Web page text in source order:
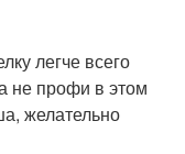
легче всего
не профи в этом
желательно